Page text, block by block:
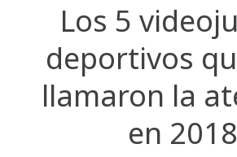
Los 5
deportivos
llamaron la
en 2018